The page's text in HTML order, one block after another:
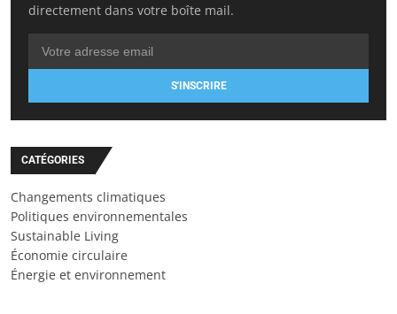
directement dans votre boîte mail.
S'INSCRIRE
CATÉGORIES
Changements climatiques
Politiques environnementales
Sustainable Living
Économie circulaire
Énergie et environnement